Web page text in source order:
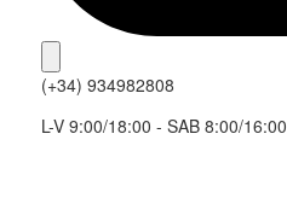
(+34) 934982808
L-V 9:00/18:00 - SAB 8:00/16:00